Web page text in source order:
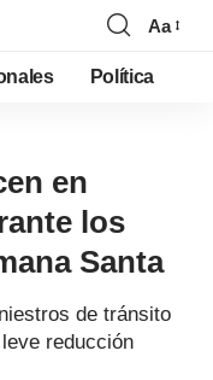
Aa
Política
en
los
Santa
de tránsito
reducción